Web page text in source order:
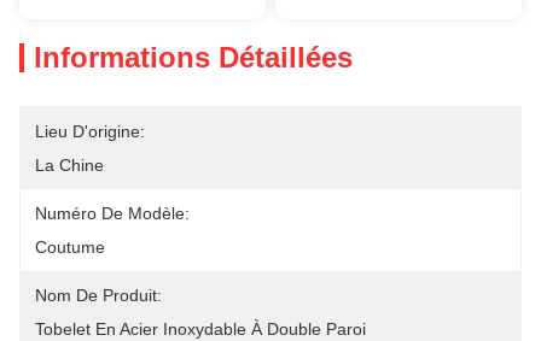
Informations Détaillées
Lieu D'origine:
La Chine
Numéro De Modèle:
Coutume
Nom De Produit:
Tobelet En Acier Inoxydable À Double Paroi